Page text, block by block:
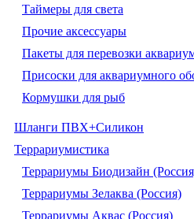
Таймеры для света
Прочие аксессуары
Пакеты для перевозки
Присоски для аквариумного
Кормушки для рыб
Шланги ПВХ+Силикон
Террариумистика
Террариумы Биодизайн
Террариумы Зелаква (Россия)
Террариумы Аквас (Россия)